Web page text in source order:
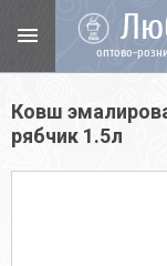
menu
оптово-
Ковш
рябчик 1.5л